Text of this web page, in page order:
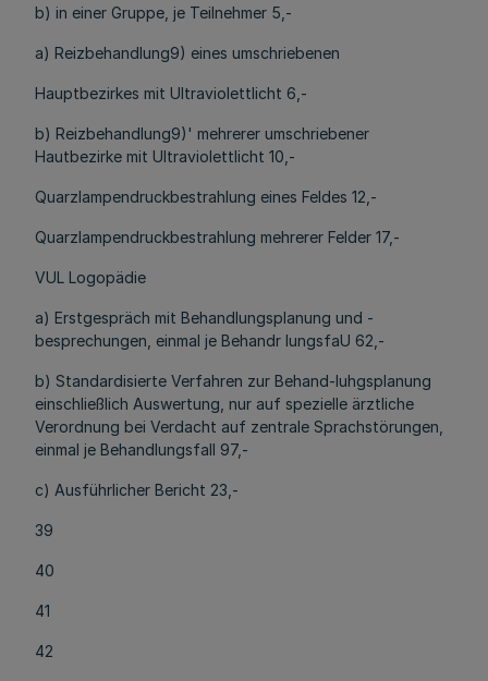
b) in einer Gruppe, je Teilnehmer 5,-
a) Reizbehandlung9) eines umschriebenen
Hauptbezirkes mit Ultraviolettlicht 6,-
b) Reizbehandlung9)' mehrerer umschriebener
Hautbezirke mit Ultraviolettlicht 10,-
Quarzlampendruckbestrahlung eines Feldes 12,-
Quarzlampendruckbestrahlung mehrerer Felder 17,-
VUL Logopädie
a) Erstgespräch mit Behandlungsplanung und -
besprechungen, einmal je Behandr lungsfaU 62,-
b) Standardisierte Verfahren zur Behand-luhgsplanung
einschließlich Auswertung, nur auf spezielle ärztliche
Verordnung bei Verdacht auf zentrale Sprachstörungen,
einmal je Behandlungsfall 97,-
c) Ausführlicher Bericht 23,-
39
40
41
42